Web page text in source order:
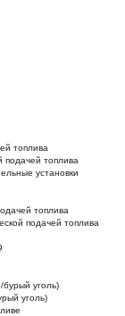
топлива
подачей топлива
установки
топлива
подачей топлива
уголь)
уголь)